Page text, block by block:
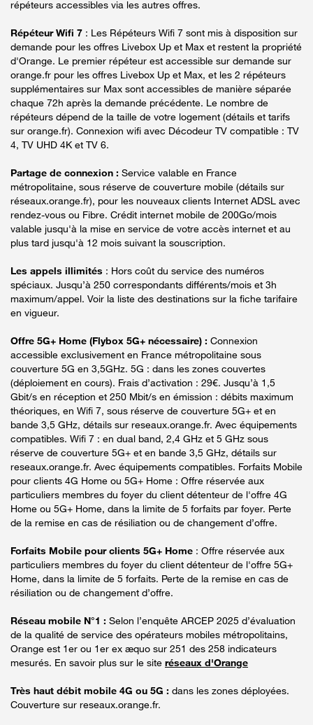
répéteurs accessibles via les autres offres.
Répéteur Wifi 7 : Les Répéteurs Wifi 7 sont mis à disposition sur
demande pour les offres Livebox Up et Max et restent la propriété
d'Orange. Le premier répéteur est accessible sur demande sur
orange.fr pour les offres Livebox Up et Max, et les 2 répéteurs
supplémentaires sur Max sont accessibles de manière séparée
chaque 72h après la demande précédente. Le nombre de
répéteurs dépend de la taille de votre logement (détails et tarifs
sur orange.fr). Connexion wifi avec Décodeur TV compatible : TV
4, TV UHD 4K et TV 6.
Partage de connexion : Service valable en France
métropolitaine, sous réserve de couverture mobile (détails sur
réseaux.orange.fr), pour les nouveaux clients Internet ADSL avec
rendez-vous ou Fibre. Crédit internet mobile de 200Go/mois
valable jusqu'à la mise en service de votre accès internet et au
plus tard jusqu'à 12 mois suivant la souscription.
Les appels illimités : Hors coût du service des numéros
spéciaux. Jusqu’à 250 correspondants différents/mois et 3h
maximum/appel. Voir la liste des destinations sur la fiche tarifaire
en vigueur.
Offre 5G+ Home (Flybox 5G+ nécessaire) : Connexion
accessible exclusivement en France métropolitaine sous
couverture 5G en 3,5GHz. 5G : dans les zones couvertes
(déploiement en cours). Frais d’activation : 29€. Jusqu’à 1,5
Gbit/s en réception et 250 Mbit/s en émission : débits maximum
théoriques, en Wifi 7, sous réserve de couverture 5G+ et en
bande 3,5 GHz, détails sur reseaux.orange.fr. Avec équipements
compatibles. Wifi 7 : en dual band, 2,4 GHz et 5 GHz sous
réserve de couverture 5G+ et en bande 3,5 GHz, détails sur
reseaux.orange.fr. Avec équipements compatibles. Forfaits Mobile
pour clients 4G Home ou 5G+ Home : Offre réservée aux
particuliers membres du foyer du client détenteur de l'offre 4G
Home ou 5G+ Home, dans la limite de 5 forfaits par foyer. Perte
de la remise en cas de résiliation ou de changement d’offre.
Forfaits Mobile pour clients 5G+ Home : Offre réservée aux
particuliers membres du foyer du client détenteur de l'offre 5G+
Home, dans la limite de 5 forfaits. Perte de la remise en cas de
résiliation ou de changement d’offre.
Réseau mobile N°1 : Selon l’enquête ARCEP 2025 d’évaluation
de la qualité de service des opérateurs mobiles métropolitains,
Orange est 1er ou 1er ex æquo sur 251 des 258 indicateurs
mesurés. En savoir plus sur le site réseaux d'Orange
Très haut débit mobile 4G ou 5G : dans les zones déployées.
Couverture sur reseaux.orange.fr.